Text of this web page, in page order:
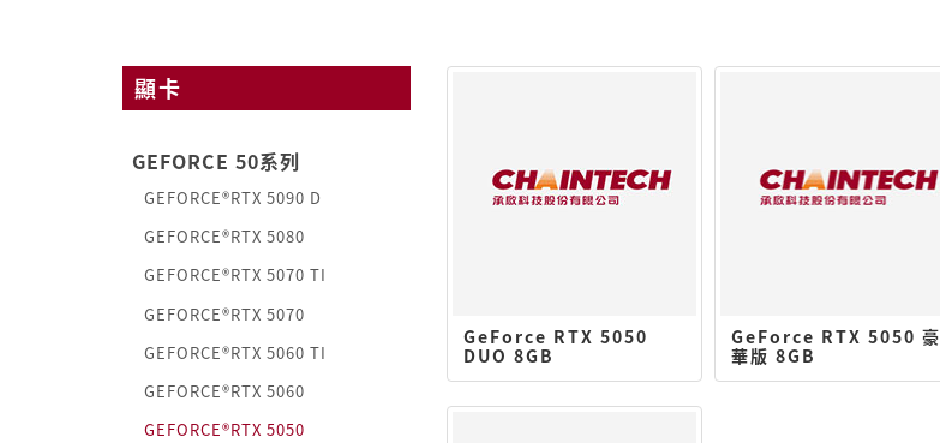
GeForce RTX 5050
DUO 8GB
GeForce RTX 5050 豪
華版 8GB
顯卡
GEFORCE 50系列
GEFORCE®RTX 5090 D
GEFORCE®RTX 5080
GEFORCE®RTX 5070 TI
GEFORCE®RTX 5070
GEFORCE®RTX 5060 TI
GEFORCE®RTX 5060
GEFORCE®RTX 5050